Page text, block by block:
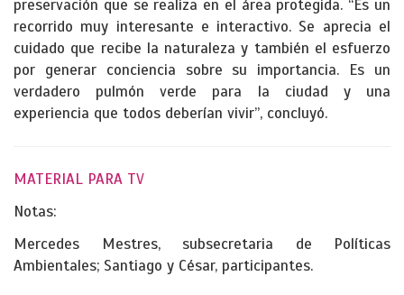
preservación que se realiza en el área protegida. “Es un
recorrido muy interesante e interactivo. Se aprecia el
cuidado que recibe la naturaleza y también el esfuerzo
por generar conciencia sobre su importancia. Es un
verdadero pulmón verde para la ciudad y una
experiencia que todos deberían vivir”, concluyó.
MATERIAL PARA TV
Notas:
Mercedes Mestres, subsecretaria de Políticas
Ambientales; Santiago y César, participantes.